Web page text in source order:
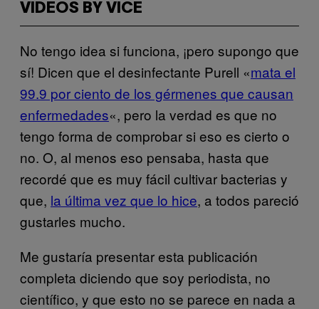
VIDEOS BY VICE
No tengo idea si funciona, ¡pero supongo que
sí! Dicen que el desinfectante Purell «mata el
99.9 por ciento de los gérmenes que causan
enfermedades«, pero la verdad es que no
tengo forma de comprobar si eso es cierto o
no. O, al menos eso pensaba, hasta que
recordé que es muy fácil cultivar bacterias y
que, la última vez que lo hice, a todos pareció
gustarles mucho.
Me gustaría presentar esta publicación
completa diciendo que soy periodista, no
científico, y que esto no se parece en nada a